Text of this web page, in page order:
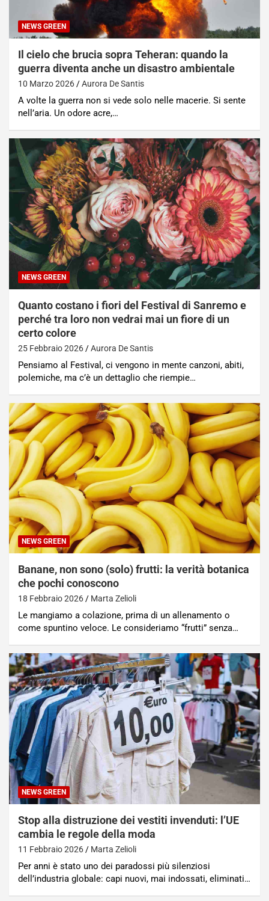
NEWS GREEN
Il cielo che brucia sopra Teheran: quando la
guerra diventa anche un disastro ambientale
10 Marzo 2026 Aurora De Santis
A volte la guerra non si vede solo nelle macerie. Si sente
nell’aria. Un odore acre,…
NEWS GREEN
Quanto costano i fiori del Festival di Sanremo e
perché tra loro non vedrai mai un fiore di un
certo colore
25 Febbraio 2026 Aurora De Santis
Pensiamo al Festival, ci vengono in mente canzoni, abiti,
polemiche, ma c’è un dettaglio che riempie…
NEWS GREEN
Banane, non sono (solo) frutti: la verità botanica
che pochi conoscono
18 Febbraio 2026 Marta Zelioli
Le mangiamo a colazione, prima di un allenamento o
come spuntino veloce. Le consideriamo “frutti” senza…
NEWS GREEN
Stop alla distruzione dei vestiti invenduti: l’UE
cambia le regole della moda
11 Febbraio 2026 Marta Zelioli
Per anni è stato uno dei paradossi più silenziosi
dell’industria globale: capi nuovi, mai indossati, eliminati…